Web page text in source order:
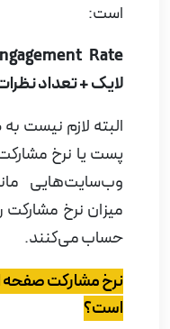
است:
Rate
لایک + تعداد
البته لازم نیست
پست یا نرخ
وب‌سایت‌هایی
میزان نرخ
حساب می‌کنند.
نرخ مشارکت صفحه
است؟